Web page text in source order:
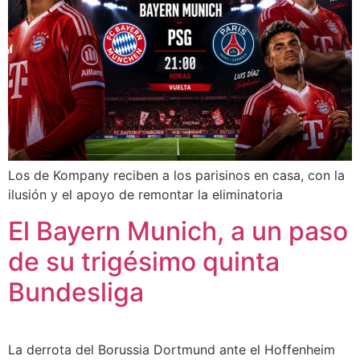
Los de Kompany reciben a los parisinos en casa, con la
ilusión y el apoyo de remontar la eliminatoria
El Bayern Munich, a un paso
de su trigésimo quinta
Bundesliga
La derrota del Borussia Dortmund ante el Hoffenheim